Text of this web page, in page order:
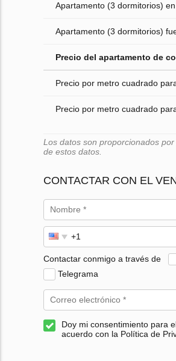
Apartamento (3 dormitorios)
Apartamento (3 dormitorios)
Precio del apartamento de
Precio por metro cuadrado
Precio por metro cuadrado
Los datos son proporcionados
de estos datos.
CONTACTAR CON EL
Contactar conmigo a través de
Telegrama
Doy mi consentimiento para
acuerdo con la Política de